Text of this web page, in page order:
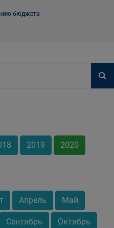
бюджета
2019 2020
Апрель Май
Сентябрь Октябрь